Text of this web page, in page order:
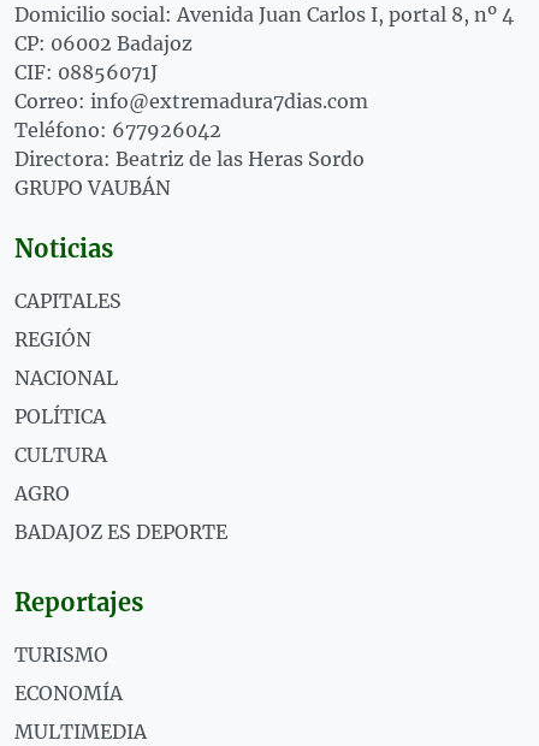
Domicilio social: Avenida Juan Carlos I, portal 8, nº 4
CP: 06002 Badajoz
CIF: 08856071J
Correo: info@extremadura7dias.com
Teléfono: 677926042
Directora: Beatriz de las Heras Sordo
GRUPO VAUBÁN
Noticias
CAPITALES
REGIÓN
NACIONAL
POLÍTICA
CULTURA
AGRO
BADAJOZ ES DEPORTE
Reportajes
TURISMO
ECONOMÍA
MULTIMEDIA